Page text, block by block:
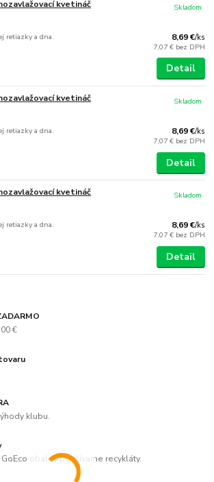
kvetináč
retiazky a dna. 8,69 €/ks
7,07 € bez DPH
Skladom
Detail
kvetináč
retiazky a dna. 8,69 €/ks
7,07 € bez DPH
Skladom
Detail
kvetináč
retiazky a dna. 8,69 €/ks
7,07 € bez DPH
Skladom
Detail
€
klubu.
obalov používame recykláty.